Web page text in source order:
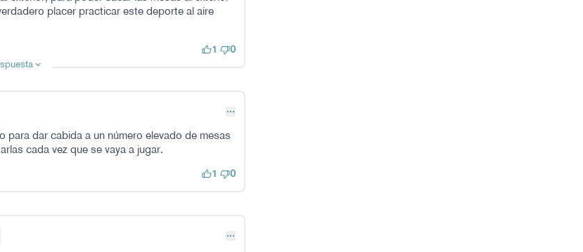
placer practicar este deporte al aire
1
0
para dar cabida a un número elevado de mesas
cada vez que se vaya a jugar.
1 0